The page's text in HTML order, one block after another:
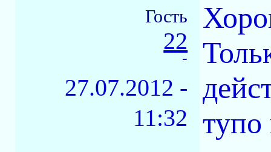
Гость
22
-
27.07.2012 -
11:32
тупо